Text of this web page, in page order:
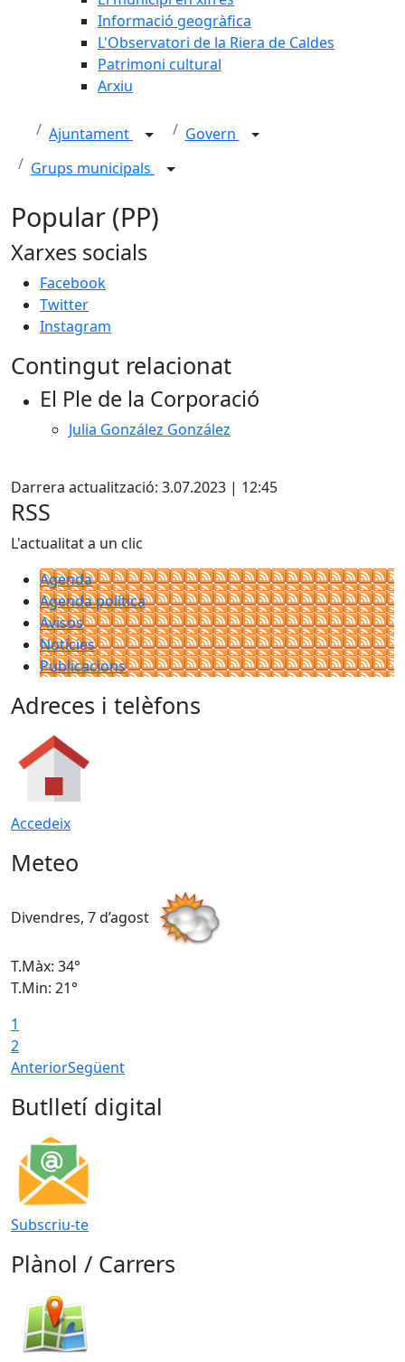
Informació geogràfica
L'Observatori de la Riera de Caldes
Patrimoni cultural
Arxiu
Ajuntament
Govern
Grups municipals
Popular (PP)
Xarxes socials
Facebook
Twitter
Instagram
Contingut relacionat
El Ple de la Corporació
Julia González González
Darrera actualització: 3.07.2023 | 12:45
RSS
L'actualitat a un clic
Agenda
Agenda política
Avisos
Notícies
Publicacions
Adreces i telèfons
Accedeix
Meteo
Divendres, 7 d’agost
T.Màx: 34°
T.Min: 21°
1
2
AnteriorSegüent
Butlletí digital
Subscriu-te
Plànol / Carrers